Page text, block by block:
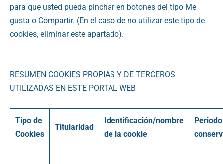
para que usted pueda pinchar en botones del tipo Me
gusta o Compartir. (En el caso de no utilizar este tipo de
cookies, eliminar este apartado).
RESUMEN COOKIES PROPIAS Y DE TERCEROS
UTILIZADAS EN ESTE PORTAL WEB
Tipo de
Cookies
Titularidad
Identificación/nombre
de la cookie